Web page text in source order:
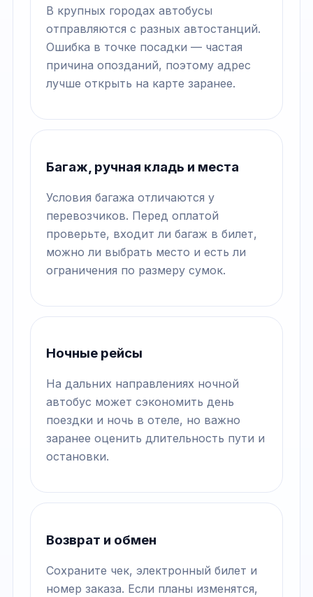
В крупных городах автобусы
отправляются с разных автостанций.
Ошибка в точке посадки — частая
причина опозданий, поэтому адрес
лучше открыть на карте заранее.
Багаж, ручная кладь и места
Условия багажа отличаются у
перевозчиков. Перед оплатой
проверьте, входит ли багаж в билет,
можно ли выбрать место и есть ли
ограничения по размеру сумок.
Ночные рейсы
На дальних направлениях ночной
автобус может сэкономить день
поездки и ночь в отеле, но важно
заранее оценить длительность пути и
остановки.
Возврат и обмен
Сохраните чек, электронный билет и
номер заказа. Если планы изменятся,